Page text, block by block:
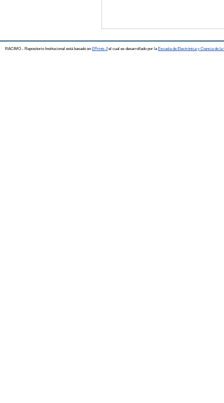
RACIMO - Repositorio Institucional está basado en EPrints 3el cual es desarrollado por la Escuela de Electrónica y Ciencia de la